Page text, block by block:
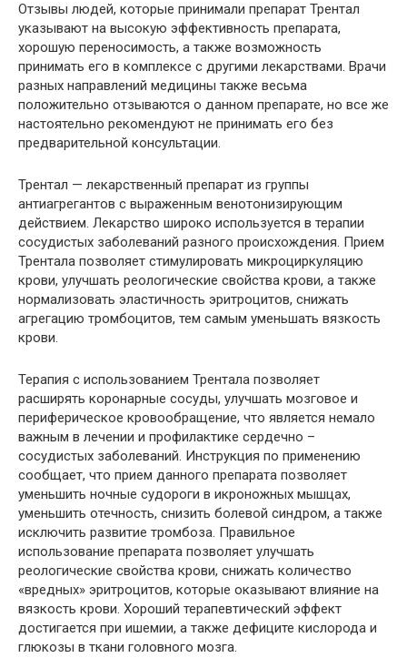
Отзывы людей, которые принимали препарат Трентал
указывают на высокую эффективность препарата,
хорошую переносимость, а также возможность
принимать его в комплексе с другими лекарствами. Врачи
разных направлений медицины также весьма
положительно отзываются о данном препарате, но все же
настоятельно рекомендуют не принимать его без
предварительной консультации.
Трентал — лекарственный препарат из группы
антиагрегантов с выраженным венотонизирующим
действием. Лекарство широко используется в терапии
сосудистых заболеваний разного происхождения. Прием
Трентала позволяет стимулировать микроциркуляцию
крови, улучшать реологические свойства крови, а также
нормализовать эластичность эритроцитов, снижать
агрегацию тромбоцитов, тем самым уменьшать вязкость
крови.
Терапия с использованием Трентала позволяет
расширять коронарные сосуды, улучшать мозговое и
периферическое кровообращение, что является немало
важным в лечении и профилактике сердечно –
сосудистых заболеваний. Инструкция по применению
сообщает, что прием данного препарата позволяет
уменьшить ночные судороги в икроножных мышцах,
уменьшить отечность, снизить болевой синдром, а также
исключить развитие тромбоза. Правильное
использование препарата позволяет улучшать
реологические свойства крови, снижать количество
«вредных» эритроцитов, которые оказывают влияние на
вязкость крови. Хороший терапевтический эффект
достигается при ишемии, а также дефиците кислорода и
глюкозы в ткани головного мозга.